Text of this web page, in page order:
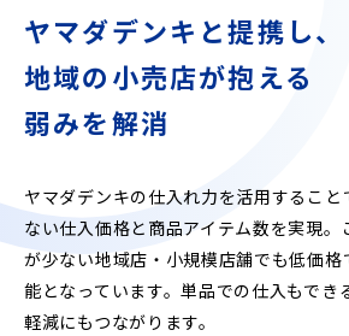
ヤマダデンキと提携し、
地域の小売店が抱える
弱みを解消
ヤマダデンキの仕入れ力を活用すること
ない仕入価格と商品アイテム数を実現。
が少ない地域店・小規模店舗でも低価格
能となっています。単品での仕入もでき
軽減にもつながります。